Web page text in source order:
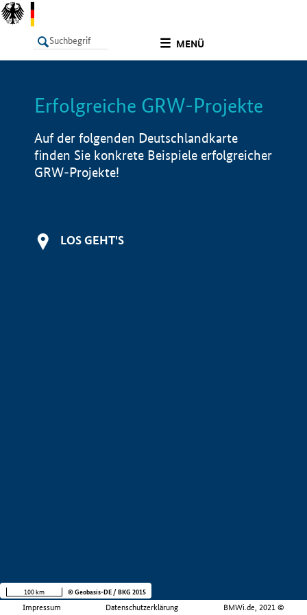
MENÜ
LISTE Info
Erfolgreiche GRW-Projekte
Auf der folgenden Deutschlandkarte
finden Sie konkrete Beispiele erfolgreicher
GRW-Projekte!
LOS GEHT'S
Impressum Datenschutzerklärung BMWi.de, 2021 ©
100 km © Geobasis-DE / BKG 2015